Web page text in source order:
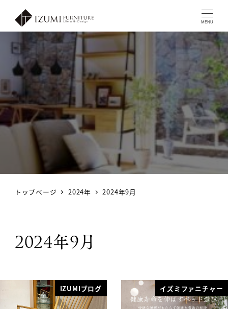
MENU
トップページ 2024年 2024年9月
2024年9月
IZUMIブログ イズミファニチャー